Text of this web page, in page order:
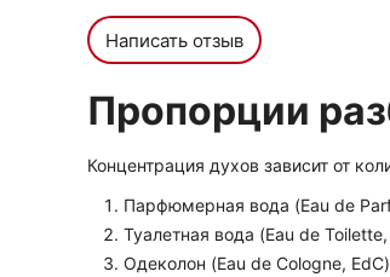
Написать отзыв
Пропорции
Концентрация духов зависит от
Парфюмерная вода (Eau de
Туалетная вода (Eau de
Одеколон (Eau de Cologne,